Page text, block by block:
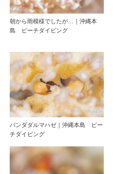
朝から雨模様でしたが…｜沖縄本
島 ビーチダイビング
パンダダルマハゼ｜沖縄本島 ビー
チダイビング